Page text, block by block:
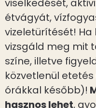
viselkedését,
étvágyát,
vizeletürítését!
vizsgáld meg mit
színe, illetve
közvetlenül
órákkal később)!
hasznos lehet,